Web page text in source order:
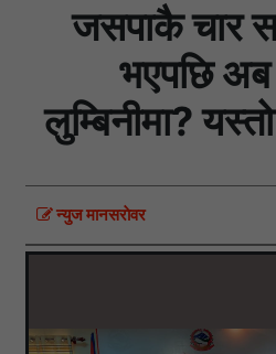
जसपाकै चार
भएपछि
लुम्बिनीमा?
न्युज मानसराेवर